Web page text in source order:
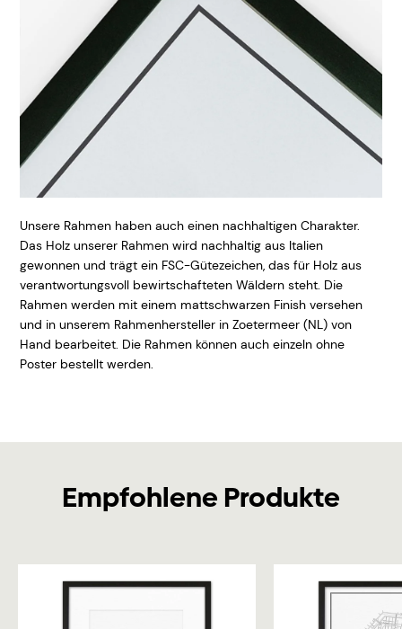
Unsere Rahmen haben auch einen nachhaltigen Charakter.
Das Holz unserer Rahmen wird nachhaltig aus Italien
gewonnen und trägt ein FSC-Gütezeichen, das für Holz aus
verantwortungsvoll bewirtschafteten Wäldern steht. Die
Rahmen werden mit einem mattschwarzen Finish versehen
und in unserem Rahmenhersteller in Zoetermeer (NL) von
Hand bearbeitet. Die Rahmen können auch einzeln ohne
Poster bestellt werden.
Empfohlene Produkte